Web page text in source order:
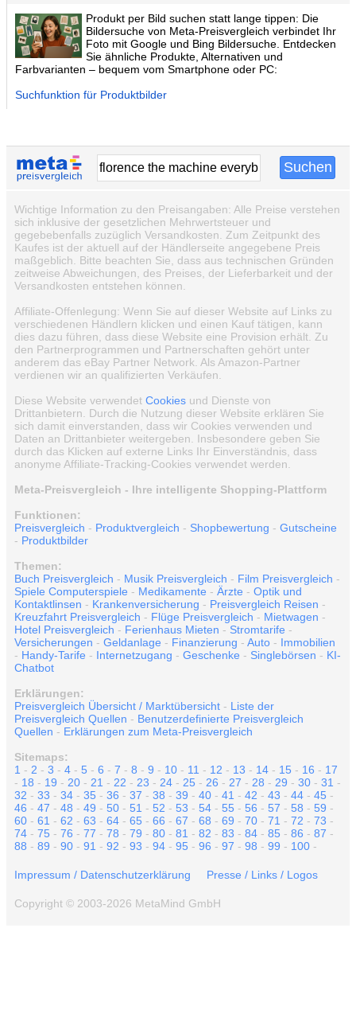
Produkt per Bild suchen statt lange tippen: Die
Bildersuche von Meta-Preisvergleich verbindet Ihr
Foto mit Google und Bing Bildersuche. Entdecken
Sie ähnliche Produkte, Alternativen und
Farbvarianten – bequem vom Smartphone oder PC:
Suchfunktion für Produktbilder
Wichtige Information zu den Preisangaben: Alle Preise verstehen
sich inklusive der gesetzlichen Mehrwertsteuer und
gegebebenfalls zuzüglich Versandkosten. Zum Zeitpunkt des
Kaufes ist der aktuell auf der Händlerseite angegebene Preis
maßgeblich. Bitte beachten Sie, dass aus technischen Gründen
zeitweise Abweichungen, des Preises, der Lieferbarkeit und der
Versandkosten entstehen können.
Affiliate-Offenlegung: Wenn Sie auf dieser Website auf Links zu
verschiedenen Händlern klicken und einen Kauf tätigen, kann
dies dazu führen, dass diese Website eine Provision erhält. Zu
den Partnerprogrammen und Partnerschaften gehört unter
anderem das eBay Partner Network. Als Amazon-Partner
verdienen wir an qualifizierten Verkäufen.
Diese Website verwendet Cookies und Dienste von
Drittanbietern. Durch die Nutzung dieser Website erklären Sie
sich damit einverstanden, dass wir Cookies verwenden und
Daten an Drittanbieter weitergeben. Insbesondere geben Sie
durch das Klicken auf externe Links Ihr Einverständnis, dass
anonyme Affiliate-Tracking-Cookies verwendet werden.
Meta-Preisvergleich - Ihre intelligente Shopping-Plattform
Funktionen:
Preisvergleich - Produktvergleich - Shopbewertung - Gutscheine
- Produktbilder
Themen:
Buch Preisvergleich - Musik Preisvergleich - Film Preisvergleich -
Spiele Computerspiele - Medikamente - Ärzte - Optik und
Kontaktlinsen - Krankenversicherung - Preisvergleich Reisen -
Kreuzfahrt Preisvergleich - Flüge Preisvergleich - Mietwagen -
Hotel Preisvergleich - Ferienhaus Mieten - Stromtarife -
Versicherungen - Geldanlage - Finanzierung - Auto - Immobilien
- Handy-Tarife - Internetzugang - Geschenke - Singlebörsen - KI-
Chatbot
Erklärungen:
Preisvergleich Übersicht / Marktübersicht - Liste der
Preisvergleich Quellen - Benutzerdefinierte Preisvergleich
Quellen - Erklärungen zum Meta-Preisvergleich
Sitemaps:
1 - 2 - 3 - 4 - 5 - 6 - 7 - 8 - 9 - 10 - 11 - 12 - 13 - 14 - 15 - 16 - 17
- 18 - 19 - 20 - 21 - 22 - 23 - 24 - 25 - 26 - 27 - 28 - 29 - 30 - 31 -
32 - 33 - 34 - 35 - 36 - 37 - 38 - 39 - 40 - 41 - 42 - 43 - 44 - 45 -
46 - 47 - 48 - 49 - 50 - 51 - 52 - 53 - 54 - 55 - 56 - 57 - 58 - 59 -
60 - 61 - 62 - 63 - 64 - 65 - 66 - 67 - 68 - 69 - 70 - 71 - 72 - 73 -
74 - 75 - 76 - 77 - 78 - 79 - 80 - 81 - 82 - 83 - 84 - 85 - 86 - 87 -
88 - 89 - 90 - 91 - 92 - 93 - 94 - 95 - 96 - 97 - 98 - 99 - 100 -
Impressum / Datenschutzerklärung Presse / Links / Logos
Copyright © 2003-2026 MetaMind GmbH